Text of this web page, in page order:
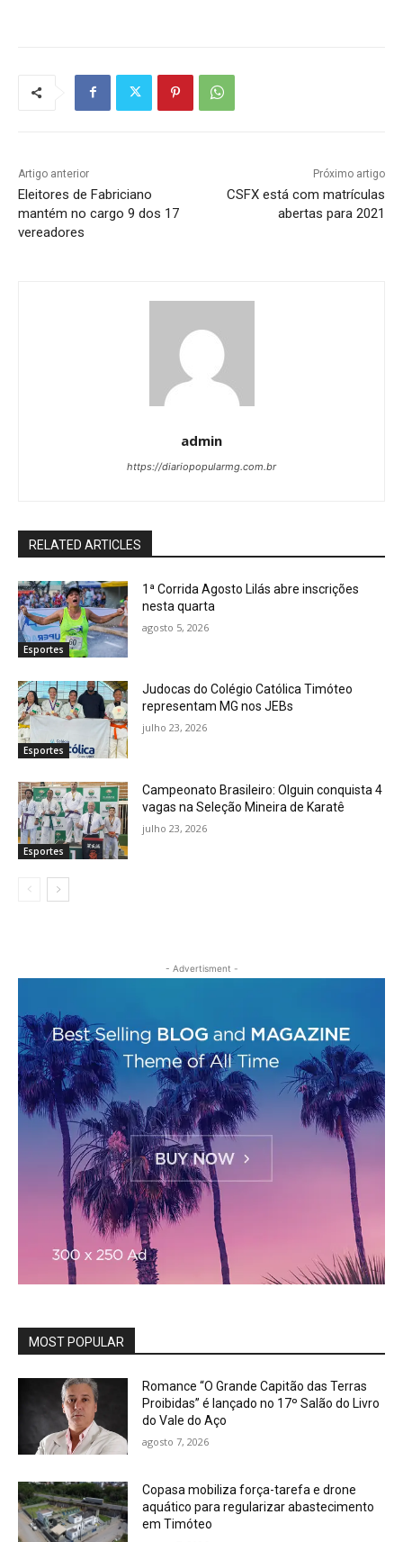
Artigo anterior
Eleitores de Fabriciano
mantém no cargo 9 dos 17
vereadores
Próximo artigo
CSFX está com matrículas
abertas para 2021
admin
https://diariopopularmg.com.br
RELATED ARTICLES
Esportes
1ª Corrida Agosto Lilás abre inscrições
nesta quarta
agosto 5, 2026
Esportes
Judocas do Colégio Católica Timóteo
representam MG nos JEBs
julho 23, 2026
Esportes
Campeonato Brasileiro: Olguin conquista 4
vagas na Seleção Mineira de Karatê
julho 23, 2026
- Advertisment -
MOST POPULAR
Romance “O Grande Capitão das Terras
Proibidas” é lançado no 17º Salão do Livro
do Vale do Aço
agosto 7, 2026
Copasa mobiliza força-tarefa e drone
aquático para regularizar abastecimento
em Timóteo